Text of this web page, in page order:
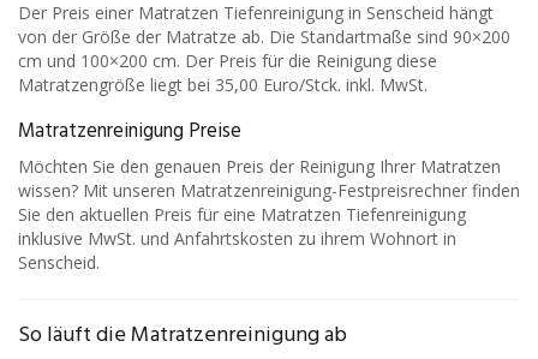
Der Preis einer Matratzen Tiefenreinigung in Senscheid hängt
von der Größe der Matratze ab. Die Standartmaße sind 90×200
cm und 100×200 cm. Der Preis für die Reinigung diese
Matratzengröße liegt bei 35,00 Euro/Stck. inkl. MwSt.
Matratzenreinigung Preise
Möchten Sie den genauen Preis der Reinigung Ihrer Matratzen
wissen? Mit unseren Matratzenreinigung-Festpreisrechner finden
Sie den aktuellen Preis für eine Matratzen Tiefenreinigung
inklusive MwSt. und Anfahrtskosten zu ihrem Wohnort in
Senscheid.
So läuft die Matratzenreinigung ab